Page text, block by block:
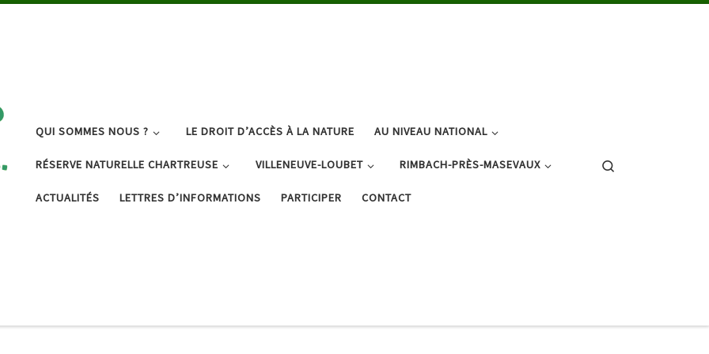
QUI SOMMES NOUS ? LE DROIT D’ACCÈS À LA NATURE AU NIVEAU NATIONAL
RÉSERVE NATURELLE CHARTREUSE VILLENEUVE-LOUBET RIMBACH-PRÈS-MASEVAUX
ACTUALITÉS LETTRES D’INFORMATIONS PARTICIPER CONTACT